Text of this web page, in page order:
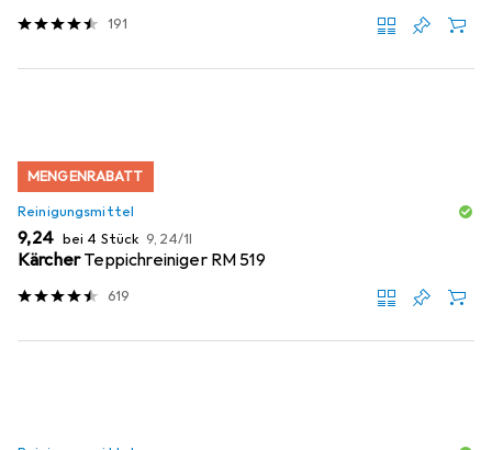
191
MENGENRABATT
Reinigungsmittel
EUR
9,24 bei 4 Stück EUR
9,24/1l
KärcherTeppichreiniger RM 519
619